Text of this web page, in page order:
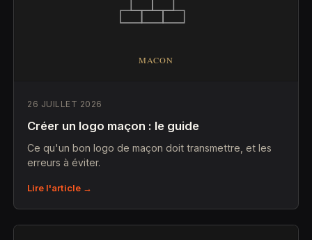
26 JUILLET 2026
Créer un logo maçon : le guide
Ce qu'un bon logo de maçon doit transmettre, et les
erreurs à éviter.
Lire l'article →